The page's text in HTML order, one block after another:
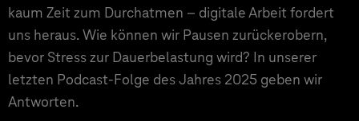
kaum Zeit zum Durchatmen – digitale Arbeit fordert
uns heraus. Wie können wir Pausen zurückerobern,
bevor Stress zur Dauerbelastung wird? In unserer
letzten Podcast-Folge des Jahres 2025 geben wir
Antworten.